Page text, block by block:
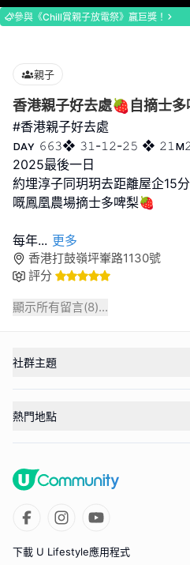
參與《Chill賞親子放電祭》贏巨獎！
親子
香港親子好去處🍓自摘士
#香港親子好去處
ᴅᴀʏ 𝟼𝟼𝟹❖ 𝟹𝟷-𝟷𝟸-𝟸𝟻 ❖
2025最後一日
約埋淳子同玥玥去距離屋企15
嘅鳳凰農場摘士多啤梨🍓
每年... 更多
香港打鼓嶺坪輋路1130號
評分
顯示所有留言(8)...
社群主題
熱門地點
下載 U Lifestyle應用程式